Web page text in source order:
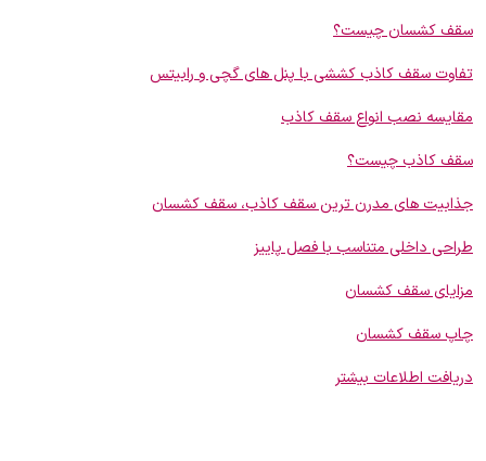
سقف کشسان چیست؟
تفاوت سقف کاذب کششی با پنل های گچی و رابیتس
مقایسه نصب انواع سقف کاذب
سقف کاذب چیست؟
جذابیت های مدرن ترین سقف کاذب، سقف کشسان
طراحی داخلی متناسب با فصل پاییز
مزایای سقف کشسان
چاپ سقف کشسان
دریافت اطلاعات بیشتر